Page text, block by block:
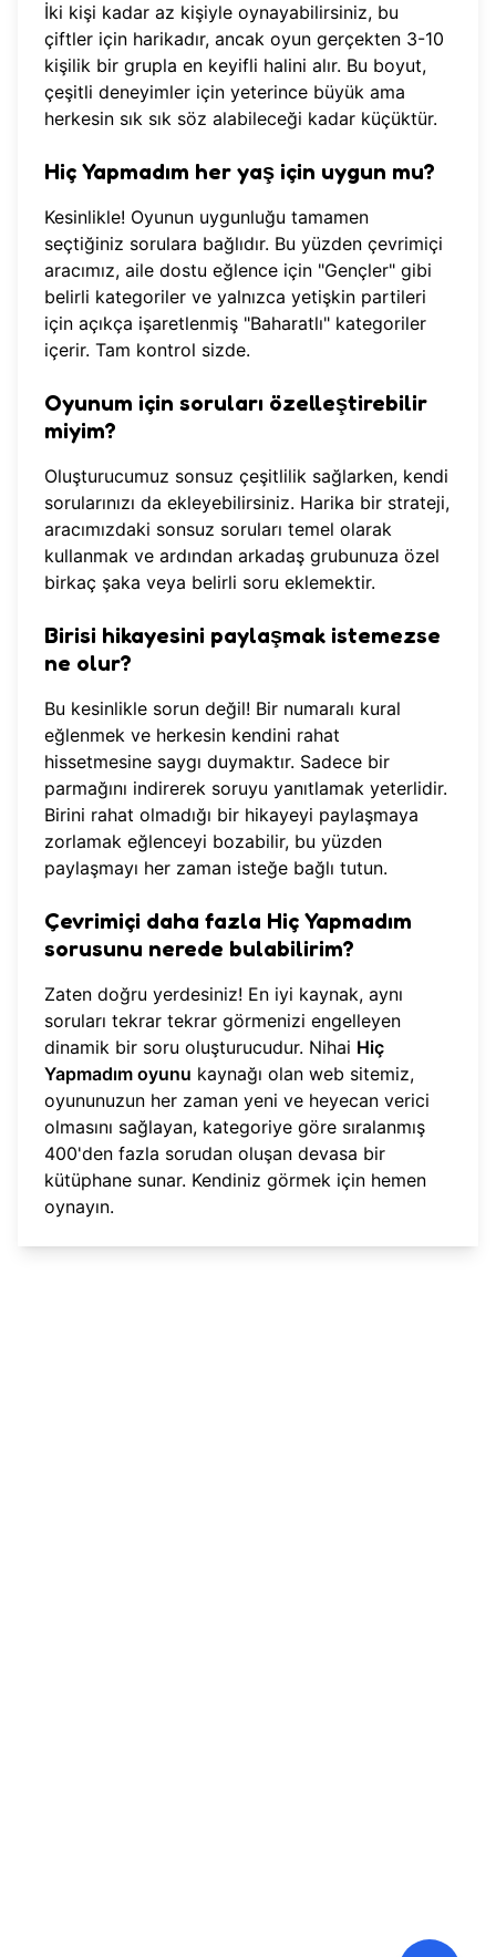
İki kişi kadar az kişiyle oynayabilirsiniz, bu
çiftler için harikadır, ancak oyun gerçekten 3-10
kişilik bir grupla en keyifli halini alır. Bu boyut,
çeşitli deneyimler için yeterince büyük ama
herkesin sık sık söz alabileceği kadar küçüktür.
Hiç Yapmadım her yaş için uygun mu?
Kesinlikle! Oyunun uygunluğu tamamen
seçtiğiniz sorulara bağlıdır. Bu yüzden çevrimiçi
aracımız, aile dostu eğlence için "Gençler" gibi
belirli kategoriler ve yalnızca yetişkin partileri
için açıkça işaretlenmiş "Baharatlı" kategoriler
içerir. Tam kontrol sizde.
Oyunum için soruları özelleştirebilir
miyim?
Oluşturucumuz sonsuz çeşitlilik sağlarken, kendi
sorularınızı da ekleyebilirsiniz. Harika bir strateji,
aracımızdaki sonsuz soruları temel olarak
kullanmak ve ardından arkadaş grubunuza özel
birkaç şaka veya belirli soru eklemektir.
Birisi hikayesini paylaşmak istemezse
ne olur?
Bu kesinlikle sorun değil! Bir numaralı kural
eğlenmek ve herkesin kendini rahat
hissetmesine saygı duymaktır. Sadece bir
parmağını indirerek soruyu yanıtlamak yeterlidir.
Birini rahat olmadığı bir hikayeyi paylaşmaya
zorlamak eğlenceyi bozabilir, bu yüzden
paylaşmayı her zaman isteğe bağlı tutun.
Çevrimiçi daha fazla Hiç Yapmadım
sorusunu nerede bulabilirim?
Zaten doğru yerdesiniz! En iyi kaynak, aynı
soruları tekrar tekrar görmenizi engelleyen
dinamik bir soru oluşturucudur. Nihai Hiç
Yapmadım oyunu kaynağı olan web sitemiz,
oyununuzun her zaman yeni ve heyecan verici
olmasını sağlayan, kategoriye göre sıralanmış
400'den fazla sorudan oluşan devasa bir
kütüphane sunar. Kendiniz görmek için hemen
oynayın.